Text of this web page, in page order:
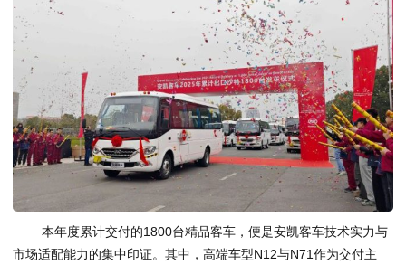
本年度累计交付的1800台精品客车，便是安凯客车技术实力与
市场适配能力的集中印证。其中，高端车型N12与N71作为交付主